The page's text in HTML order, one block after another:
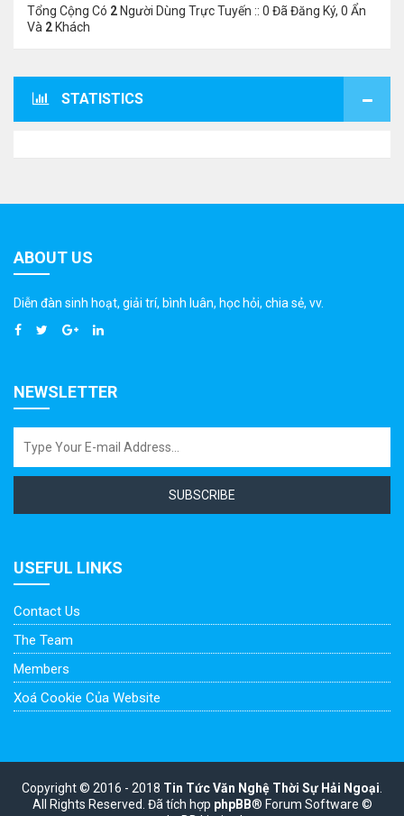
Tổng Cộng Có 2 Người Dùng Trực Tuyến :: 0 Đã Đăng Ký, 0 Ẩn
Và 2 Khách
STATISTICS
ABOUT US
Diễn đàn sinh hoạt, giải trí, bình luân, học hỏi, chia sẻ, vv.
NEWSLETTER
SUBSCRIBE
USEFUL LINKS
Contact Us
The Team
Members
Xoá Cookie Của Website
Copyright © 2016 - 2018 Tin Tức Văn Nghệ Thời Sự Hải Ngoại
All Rights Reserved. Đã tích hợp phpBB® Forum Software ©